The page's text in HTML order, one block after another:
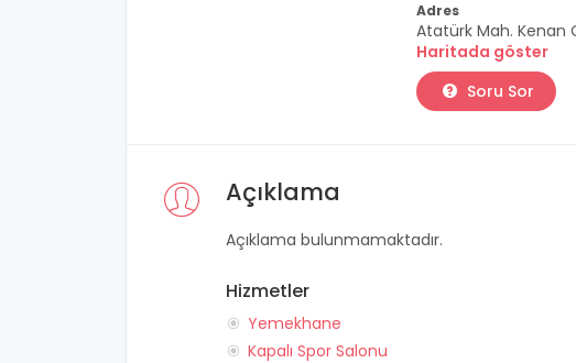
Adres
Atatürk Mah. Kenan
Haritada göster
Soru Sor
Açıklama
Açıklama bulunmamaktadır.
Hizmetler
Yemekhane
Kapalı Spor Salonu